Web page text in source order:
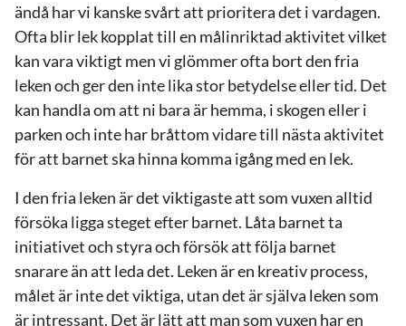
ändå har vi kanske svårt att prioritera det i vardagen.
Ofta blir lek kopplat till en målinriktad aktivitet vilket
kan vara viktigt men vi glömmer ofta bort den fria
leken och ger den inte lika stor betydelse eller tid. Det
kan handla om att ni bara är hemma, i skogen eller i
parken och inte har bråttom vidare till nästa aktivitet
för att barnet ska hinna komma igång med en lek.
I den fria leken är det viktigaste att som vuxen alltid
försöka ligga steget efter barnet. Låta barnet ta
initiativet och styra och försök att följa barnet
snarare än att leda det. Leken är en kreativ process,
målet är inte det viktiga, utan det är själva leken som
är intressant. Det är lätt att man som vuxen har en